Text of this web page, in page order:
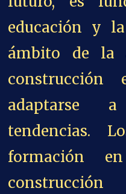
educación y
ámbito de la
construcción
adaptarse
tendencias.
formación